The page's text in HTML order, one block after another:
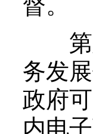
第六
务发
政府
内电